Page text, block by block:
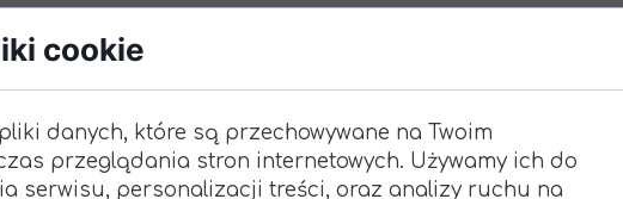
na msze, prosimy o obecność.
cookie
danych, które są przechowywane na Twoim
przeglądania stron internetowych. Używamy ich do
serwisu, personalizacji treści, oraz analizy ruchu na